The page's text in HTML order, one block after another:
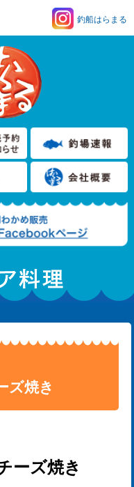
釣船はらまる
ズ焼き
ーズ焼き